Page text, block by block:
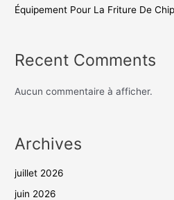
Équipement Pour La Friture De
Recent Comments
Aucun commentaire à afficher.
Archives
juillet 2026
juin 2026